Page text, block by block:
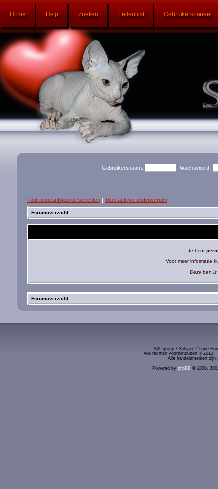
Home Help Zoeken Ledenlijst Gebruikerspaneel
Gebruikersnaam: Wachtwoord:
Toon onbeantwoorde berichten | Toon actieve onderwerpen
Forumoverzicht
Je bent
Voor meer informatie
Deze ban is
Forumoverzicht
S2L group • Sphynx 2 Love
Alle rechten voorbehouden ©
Alle handelsmerken zijn
Powered by phpBB© 2000,